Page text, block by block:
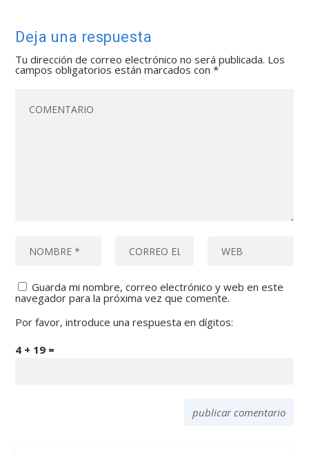
Deja una respuesta
Tu dirección de correo electrónico no será publicada. Los
campos obligatorios están marcados con*
Guarda mi nombre, correo electrónico y web en este
navegador para la próxima vez que comente.
Por favor, introduce una respuesta en dígitos:
4 + 19 =